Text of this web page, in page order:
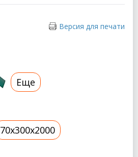
Версия для печати
Еще
70x300x2000